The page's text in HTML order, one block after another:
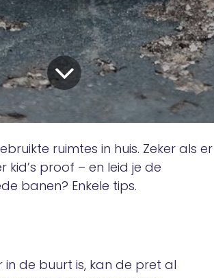
ruimtes in huis. Zeker als er
proof – en leid je de
banen? Enkele tips.
in de buurt is, kan de pret al